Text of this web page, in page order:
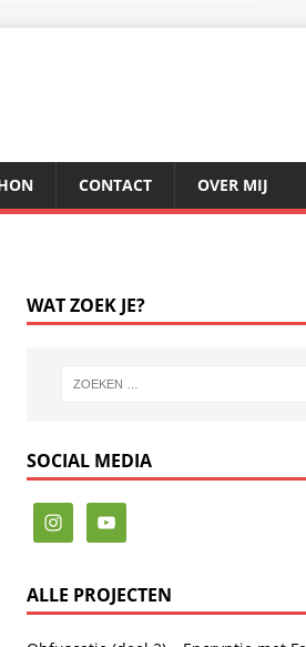
CONTACT OVER MIJ
WAT ZOEK JE?
SOCIAL MEDIA
ALLE PROJECTEN